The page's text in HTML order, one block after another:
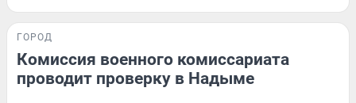
ГОРОД
Комиссия военного комиссариата
проводит проверку в Надыме